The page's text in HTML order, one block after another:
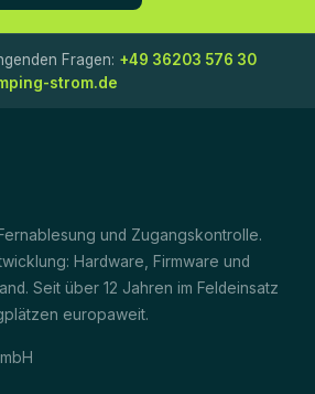
Fragen: +49 36203 576 30
strom.de
und Zugangskontrolle.
Hardware, Firmware und
Seit über 12 Jahren im Feldeinsatz
europaweit.